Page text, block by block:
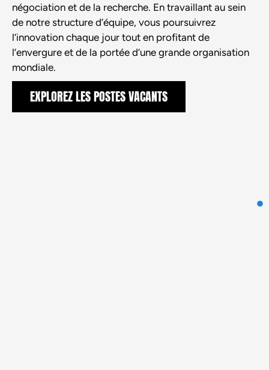
négociation et de la recherche. En travaillant au sein
de notre structure d’équipe, vous poursuivrez
l’innovation chaque jour tout en profitant de
l’envergure et de la portée d’une grande organisation
mondiale.
EXPLOREZ LES POSTES VACANTS